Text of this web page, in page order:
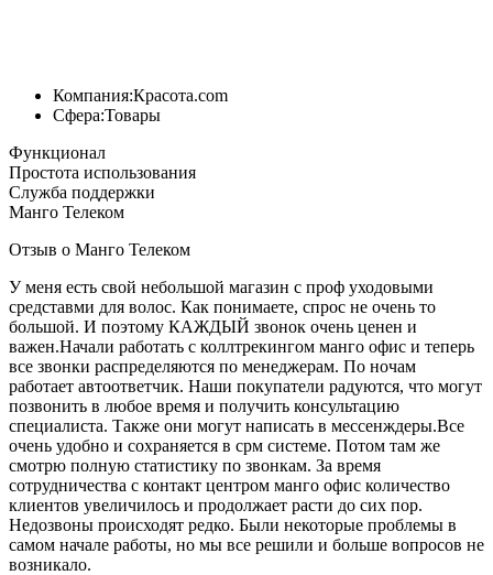
Компания:Красота.com
Сфера:Товары
Функционал
Простота использования
Служба поддержки
Манго Телеком
Отзыв о Манго Телеком
У меня есть свой небольшой магазин с проф уходовыми
средставми для волос. Как понимаете, спрос не очень то
большой. И поэтому КАЖДЫЙ звонок очень ценен и
важен.Начали работать с коллтрекингом манго офис и теперь
все звонки распределяются по менеджерам. По ночам
работает автоответчик. Наши покупатели радуются, что могут
позвонить в любое время и получить консультацию
специалиста. Также они могут написать в мессенждеры.Все
очень удобно и сохраняется в срм системе. Потом там же
смотрю полную статистику по звонкам. За время
сотрудничества с контакт центром манго офис количество
клиентов увеличилось и продолжает расти до сих пор.
Недозвоны происходят редко. Были некоторые проблемы в
самом начале работы, но мы все решили и больше вопросов не
возникало.